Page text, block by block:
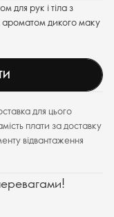
для рук і тіла з
ароматом дикого маку
для цього
плати за доставку
відвантаження